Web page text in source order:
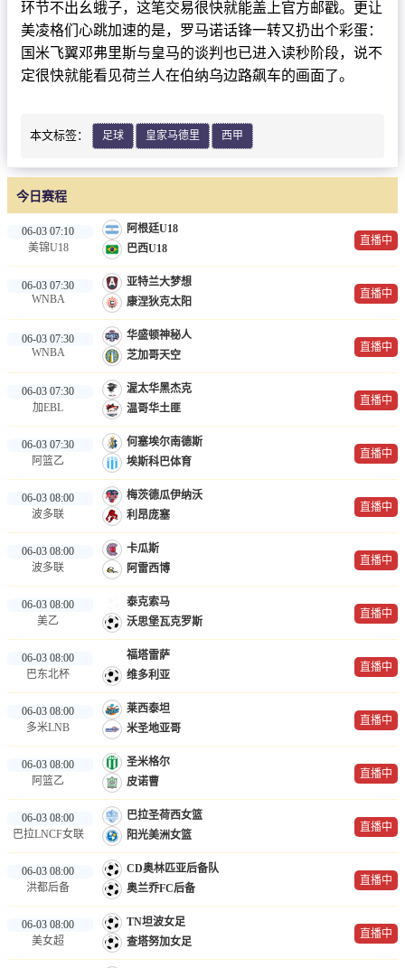
新闻
足球新闻
环节不出幺蛾子，这笔交易很快就能盖上官方邮戳。更让
美凌格们心跳加速的是，罗马诺话锋一转又扔出个彩蛋：
国米飞翼邓弗里斯与皇马的谈判也已进入读秒阶段，说不
定很快就能看见荷兰人在伯纳乌边路飙车的画面了。
本文标签： 足球 皇家马德里 西甲
今日赛程
06-03 07:10
美锦U18
阿根廷U18
巴西U18
直播中
06-03 07:30
WNBA
亚特兰大梦想
康涅狄克太阳
直播中
06-03 07:30
WNBA
华盛顿神秘人
芝加哥天空
直播中
06-03 07:30
加EBL
渥太华黑杰克
温哥华土匪
直播中
06-03 07:30
阿篮乙
何塞埃尔南德斯
埃斯科巴体育
直播中
06-03 08:00
波多联
梅茨德瓜伊纳沃
利昂庞塞
直播中
06-03 08:00
波多联
卡瓜斯
阿雷西博
直播中
06-03 08:00
美乙
泰克索马
沃思堡瓦克罗斯
直播中
06-03 08:00
巴东北杯
福塔雷萨
维多利亚
直播中
06-03 08:00
多米LNB
莱西泰坦
米圣地亚哥
直播中
06-03 08:00
阿篮乙
圣米格尔
皮诺曹
直播中
06-03 08:00
巴拉LNCF女联
巴拉圣荷西女篮
阳光美洲女篮
直播中
06-03 08:00
洪都后备
CD奥林匹亚后备队
奥兰乔FC后备
直播中
06-03 08:00
美女超
TN坦波女足
查塔努加女足
直播中